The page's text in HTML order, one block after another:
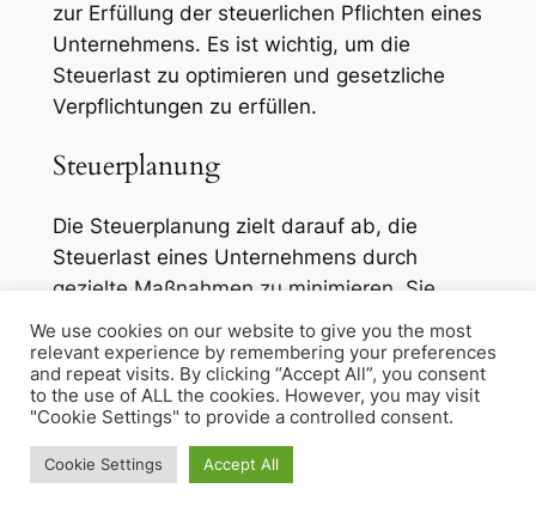
zur Erfüllung der steuerlichen Pflichten eines
Unternehmens. Es ist wichtig, um die
Steuerlast zu optimieren und gesetzliche
Verpflichtungen zu erfüllen.
Steuerplanung
Die Steuerplanung zielt darauf ab, die
Steuerlast eines Unternehmens durch
gezielte Maßnahmen zu minimieren. Sie
berücksichtigt die verschiedenen
Steuerarten und -vorschriften.
Steuererklärung
Die Steuererklärung umfasst die Meldung
We use cookies on our website to give you the most
relevant experience by remembering your preferences
and repeat visits. By clicking “Accept All”, you consent
to the use of ALL the cookies. However, you may visit
"Cookie Settings" to provide a controlled consent.
Cookie Settings Accept All